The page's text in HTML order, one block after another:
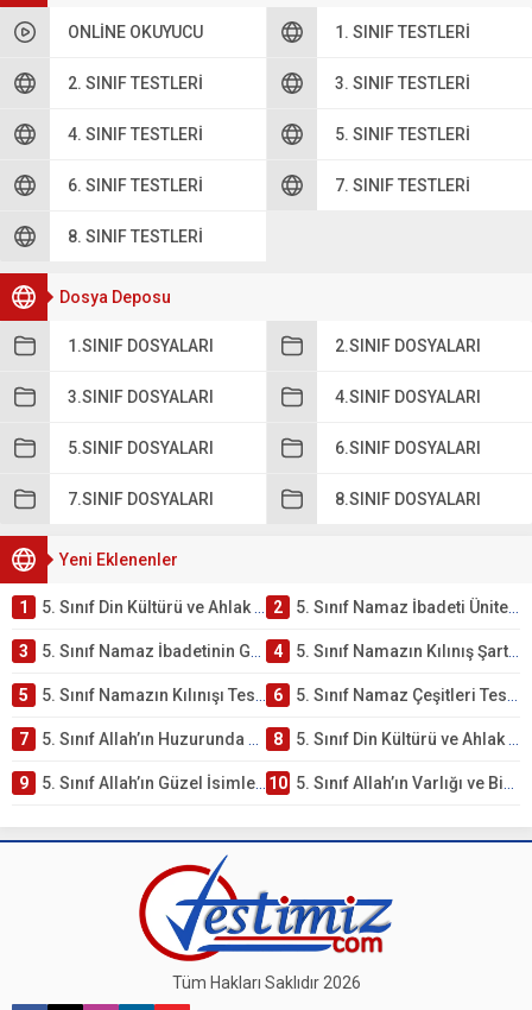
ONLINE OKUYUCU 1. SINIF TESTLERI
2. SINIF TESTLERI 3. SINIF TESTLERI
4. SINIF TESTLERI 5. SINIF TESTLERI
6. SINIF TESTLERI 7. SINIF TESTLERI
8. SINIF TESTLERI
Dosya Deposu
1.SINIF DOSYALARI 2.SINIF DOSYALARI
3.SINIF DOSYALARI 4.SINIF DOSYALARI
5.SINIF DOSYALARI 6.SINIF DOSYALARI
7.SINIF DOSYALARI 8.SINIF DOSYALARI
Yeni Eklenenler
1 5. Sınıf Din Kültürü ve Ahlak Bilgisi 2. Ünite: Namaz İbadeti Çalışmaları 2 5. Sınıf Namaz İbadeti Ünite Testi – Online Çöz
3 5. Sınıf Namaz İbadetinin Getirdiği Faydalar Testi 4 5. Sınıf Namazın Kılınış Şartları Testi
5 5. Sınıf Namazın Kılınışı Testi – Online Çöz 6 5. Sınıf Namaz Çeşitleri Testi – Online Çöz
7 5. Sınıf Allah’ın Huzurunda Olmak – Namaz İbadeti Testi 8 5. Sınıf Din Kültürü ve Ahlak Bilgisi 1. Ünite: Allah İnancı Çalışmaları
9 5. Sınıf Allah’ın Güzel İsimleri Testi – Online Çöz 10 5. Sınıf Allah’ın Varlığı ve Birliği Testi – Online Çöz
Tüm Hakları Saklıdır 2026